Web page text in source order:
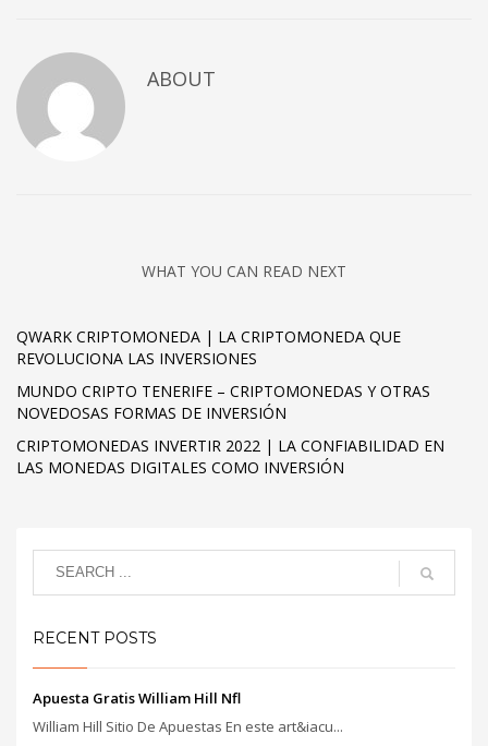
ABOUT
WHAT YOU CAN READ NEXT
QWARK CRIPTOMONEDA | LA CRIPTOMONEDA QUE
REVOLUCIONA LAS INVERSIONES
MUNDO CRIPTO TENERIFE – CRIPTOMONEDAS Y OTRAS
NOVEDOSAS FORMAS DE INVERSIÓN
CRIPTOMONEDAS INVERTIR 2022 | LA CONFIABILIDAD EN
LAS MONEDAS DIGITALES COMO INVERSIÓN
RECENT POSTS
Apuesta Gratis William Hill Nfl
William Hill Sitio De Apuestas En este art&iacu...